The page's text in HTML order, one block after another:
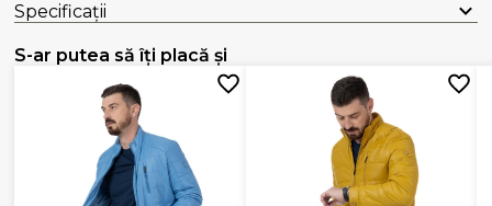
Specificații
S-ar putea să îți placă și